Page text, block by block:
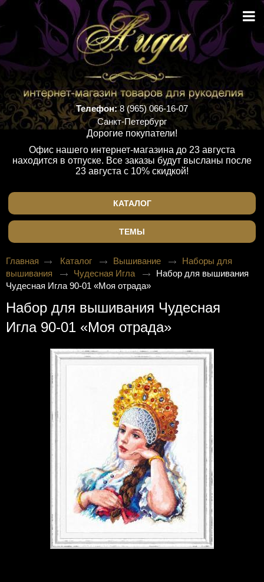
Телефон:8 (965) 066-16-07
Санкт-Петербург
Дорогие покупатели!
Офис нашего интернет-магазина до 23 августа
находится в отпуске. Все заказы будут высланы после
23 августа с 10% скидкой!
КАТАЛОГ
ТЕМЫ
Главная Каталог Вышивание
Наборы для
вышивания
Чудесная Игла
Набор для вышивания
Чудесная Игла 90-01 «Моя отрада»
Набор для вышивания Чудесная
Игла 90-01 «Моя отрада»